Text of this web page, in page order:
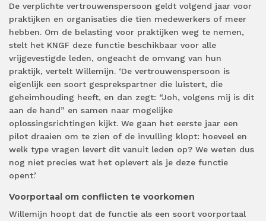
De verplichte vertrouwenspersoon geldt volgend jaar voor
praktijken en organisaties die tien medewerkers of meer
hebben. Om de belasting voor praktijken weg te nemen,
stelt het KNGF deze functie beschikbaar voor alle
vrijgevestigde leden, ongeacht de omvang van hun
praktijk, vertelt Willemijn. ‘De vertrouwenspersoon is
eigenlijk een soort gesprekspartner die luistert, die
geheimhouding heeft, en dan zegt: “Joh, volgens mij is dit
aan de hand” en samen naar mogelijke
oplossingsrichtingen kijkt. We gaan het eerste jaar een
pilot draaien om te zien of de invulling klopt: hoeveel en
welk type vragen levert dit vanuit leden op? We weten dus
nog niet precies wat het oplevert als je deze functie
opent.’
Voorportaal om conflicten te voorkomen
Willemijn hoopt dat de functie als een soort voorportaal